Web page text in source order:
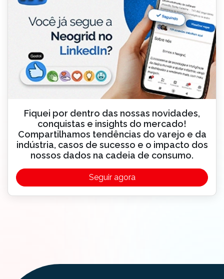
Fiquei por dentro das nossas novidades,
conquistas e insights do mercado!
Compartilhamos tendências do varejo e da
indústria, casos de sucesso e o impacto dos
nossos dados na cadeia de consumo.
Seguir agora